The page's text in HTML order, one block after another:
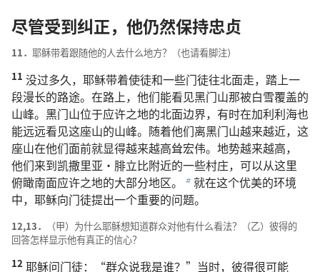
尽管受到纠正， 他仍然保持忠贞
11． 耶稣带着跟随他的人去什么地方？（也请看脚注）
11 没过多久， 耶稣带着使徒和一些门徒往北面走， 踏上一
段漫长的路途。 在路上， 他们能看见黑门山那被白雪覆盖的
山峰。 黑门山位于应许之地的北面边界， 有时在加利利海也
能远远看见这座山的山峰。 随着他们离黑门山越来越近， 这
座山在他们面前就显得越来越高耸宏伟。 地势越来越高，
他们来到凯撒里亚 · 腓立比附近的一些村庄， 可以从这里
俯瞰南面应许之地的大部分地区。 b就在这个优美的环境
中， 耶稣向门徒提出一个重要的问题。
12,13． （甲） 为什么耶稣想知道群众对他有什么看法？（乙） 彼得的
回答怎样显示他有真正的信心？
12 耶稣问门徒：“群众说我是谁？” 当时， 彼得很可能